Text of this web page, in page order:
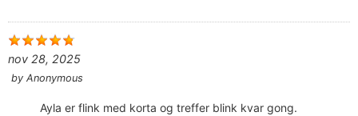
nov 28, 2025
by Anonymous
Ayla er flink med korta og treffer blink kvar gong.